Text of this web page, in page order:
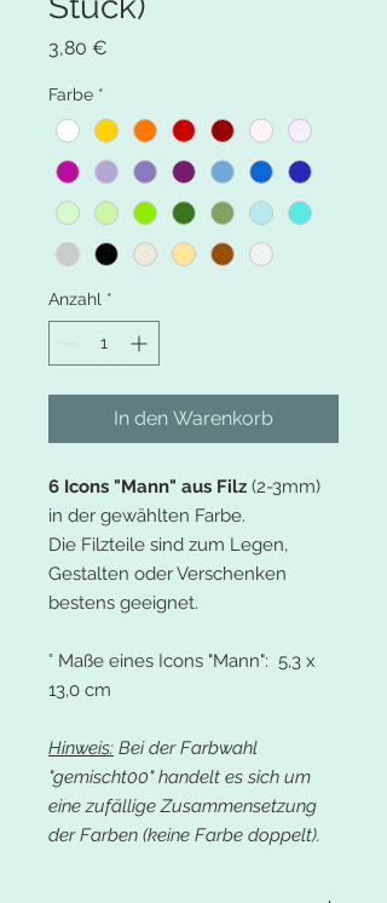
3,80 €
Farbe *
Anzahl *
In den Warenkorb
6 Icons "Mann" aus Filz (2-3mm)
in der gewählten Farbe.
Die Filzteile sind zum Legen,
Gestalten oder Verschenken
bestens geeignet.
° Maße eines Icons "Mann": 5,3 x
13,0 cm
Hinweis: Bei der Farbwahl
"gemischt00" handelt es sich um
eine zufällige Zusammensetzung
der Farben (keine Farbe doppelt).